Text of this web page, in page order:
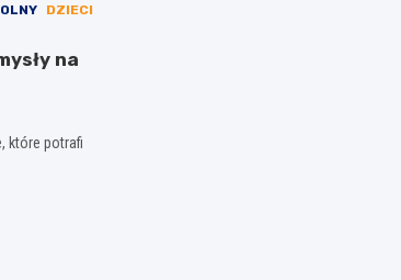
DZIECI
na
które potrafi